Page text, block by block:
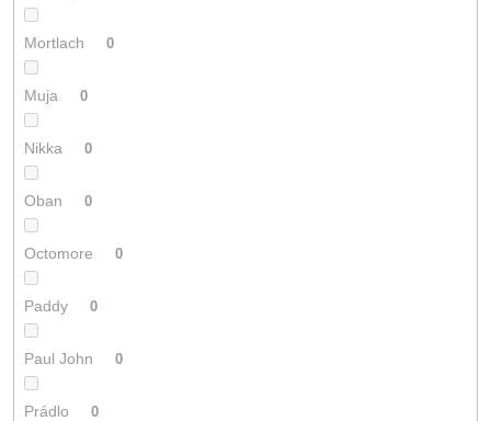
Mortlach 0
Muja 0
Nikka 0
Oban 0
Octomore 0
Paddy 0
Paul John 0
Prádlo 0